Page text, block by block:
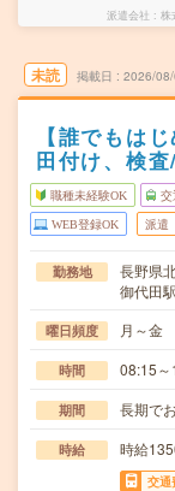
派遣会社 株
未読 掲載日 2026/
【誰でもは
田付け、検
職種未経験OK 交
WEB登録OK 派遣
勤務地
長野県
御代田
曜日頻度 月～金
時間 08:15～
期間 長期で
時給 時給
交通